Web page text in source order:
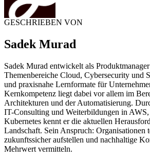
GESCHRIEBEN VON
Sadek Murad
Sadek Murad entwickelt als
Themenbereiche Cloud, Cybersecurity und
und praxisnahe Lernformate für
Kernkompetenz liegt dabei vor allem im
Architekturen und der Automatisierung.
IT-Consulting und Weiterbildungen in
Kubernetes kennt er die aktuellen
Landschaft. Sein Anspruch: Organisationen
zukunftssicher aufstellen und nachhaltige
Mehrwert vermitteln.